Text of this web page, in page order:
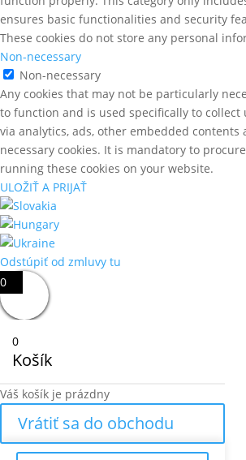
ensures basic functionalities and security
These cookies do not store any personal
Non-necessary
Non-necessary
Any cookies that may not be particularly
to function and is used specifically to collect
via analytics, ads, other embedded contents
necessary cookies. It is mandatory to
running these cookies on your website.
ULOŽIŤ A PRIJAŤ
Odstúpiť od zmluvy tu
0
0
Košík
Váš košík je prázdny
Vrátiť sa do obchodu